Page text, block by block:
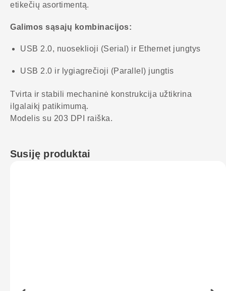
etikečių asortimentą.
Galimos sąsajų kombinacijos:
USB 2.0, nuoseklioji (Serial) ir Ethernet jungtys
USB 2.0 ir lygiagrečioji (Parallel) jungtis
Tvirta ir stabili mechaninė konstrukcija užtikrina
ilgalaikį patikimumą.
Modelis su 203 DPI raiška.
Susiję produktai